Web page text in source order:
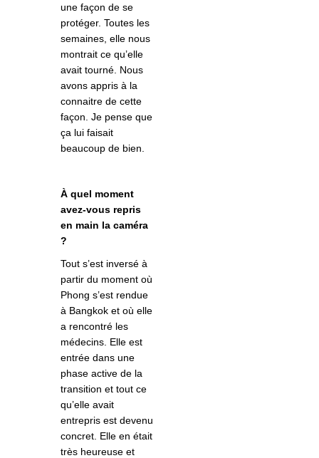
une façon de se
protéger. Toutes les
semaines, elle nous
montrait ce qu’elle
avait tourné. Nous
avons appris à la
connaitre de cette
façon. Je pense que
ça lui faisait
beaucoup de bien.
À quel moment
avez-vous repris
en main la caméra
?
Tout s’est inversé à
partir du moment où
Phong s’est rendue
à Bangkok et où elle
a rencontré les
médecins. Elle est
entrée dans une
phase active de la
transition et tout ce
qu’elle avait
entrepris est devenu
concret. Elle en était
très heureuse et